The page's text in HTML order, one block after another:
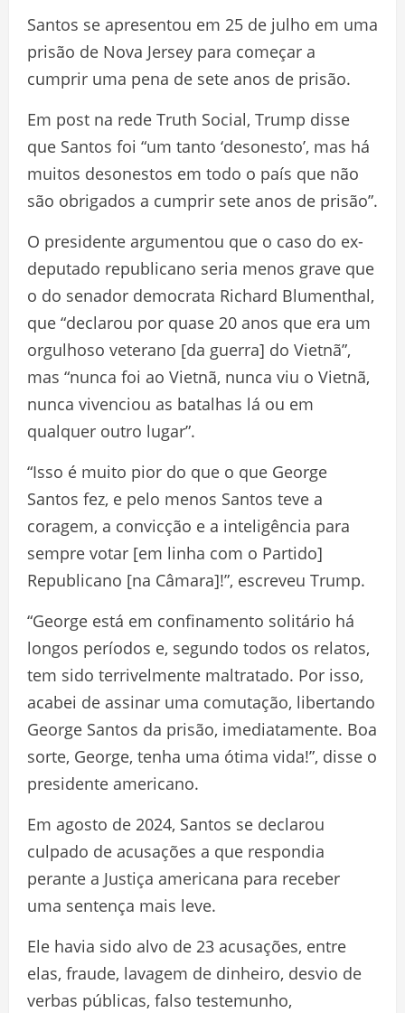
Santos se apresentou em 25 de julho em uma
prisão de Nova Jersey para começar a
cumprir uma pena de sete anos de prisão.
Em post na rede Truth Social, Trump disse
que Santos foi “um tanto ‘desonesto’, mas há
muitos desonestos em todo o país que não
são obrigados a cumprir sete anos de prisão”.
O presidente argumentou que o caso do ex-
deputado republicano seria menos grave que
o do senador democrata Richard Blumenthal,
que “declarou por quase 20 anos que era um
orgulhoso veterano [da guerra] do Vietnã”,
mas “nunca foi ao Vietnã, nunca viu o Vietnã,
nunca vivenciou as batalhas lá ou em
qualquer outro lugar”.
“Isso é muito pior do que o que George
Santos fez, e pelo menos Santos teve a
coragem, a convicção e a inteligência para
sempre votar [em linha com o Partido]
Republicano [na Câmara]!”, escreveu Trump.
“George está em confinamento solitário há
longos períodos e, segundo todos os relatos,
tem sido terrivelmente maltratado. Por isso,
acabei de assinar uma comutação, libertando
George Santos da prisão, imediatamente. Boa
sorte, George, tenha uma ótima vida!”, disse o
presidente americano.
Em agosto de 2024, Santos se declarou
culpado de acusações a que respondia
perante a Justiça americana para receber
uma sentença mais leve.
Ele havia sido alvo de 23 acusações, entre
elas, fraude, lavagem de dinheiro, desvio de
verbas públicas, falso testemunho,